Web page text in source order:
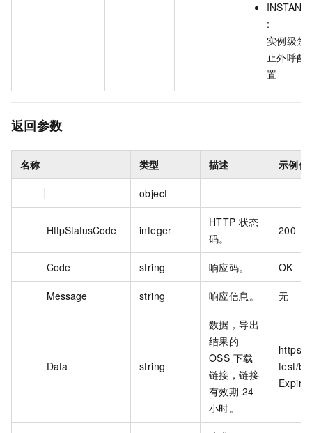
:
实例级禁
止外呼配
置
返回参数
名称 类型 描述 示例值
object
HttpStatusCode integer
HTTP 状态
码。
200
Code string 响应码。 OK
Message string 响应信息。 无
Data string
数据，导出
结果的
OSS 下载
链接，链接
有效期 24
小时。
test/